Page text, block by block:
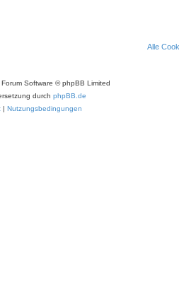
Alle
Software © phpBB Limited
durch phpBB.de
| Nutzungsbedingungen